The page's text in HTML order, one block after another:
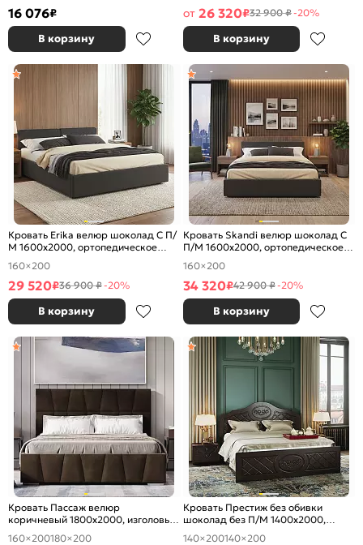
16 076₽
В корзину
от 26 320₽32 900 ₽-20%
В корзину
Кровать Erika велюр шоколад С П/
М 1600x2000, ортопедическое
основание, изголовье мягкое
160×200
29 520₽36 900 ₽-20%
В корзину
Кровать Skandi велюр шоколад С
П/М 1600x2000, ортопедическое
основание, изголовье мягкое
160×200
34 320₽42 900 ₽-20%
В корзину
Кровать Пассаж велюр
коричневый 1800x2000, изголовье
мягкое
160×200180×200
Кровать Престиж без обивки
шоколад без П/М 1400x2000,
изголовье жесткое
140×200140×200